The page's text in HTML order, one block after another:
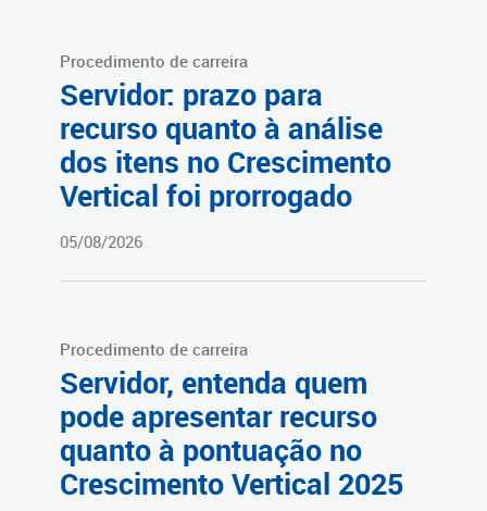
Procedimento de carreira
Servidor: prazo para
recurso quanto à análise
dos itens no Crescimento
Vertical foi prorrogado
05/08/2026
Procedimento de carreira
Servidor, entenda quem
pode apresentar recurso
quanto à pontuação no
Crescimento Vertical 2025